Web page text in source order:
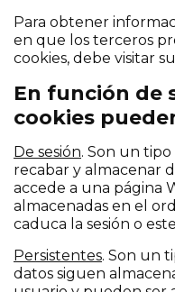
Para obtener
en que los terceros
cookies, debe visitar
En función de
cookies
De sesión. Son un tipo
recabar y almacenar
accede a una página
almacenadas en el
caduca la sesión o
Persistentes. Son un
datos siguen